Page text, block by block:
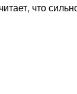
что